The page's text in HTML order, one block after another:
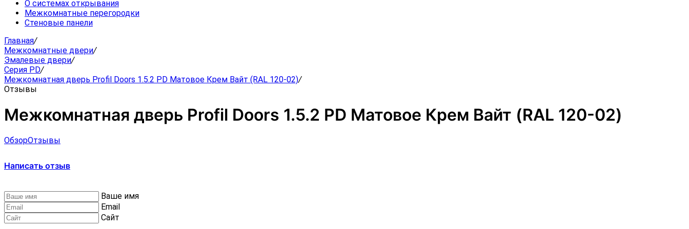
О системах открывания
Межкомнатные перегородки
Стеновые панели
Главная/
Межкомнатные двери/
Эмалевые двери/
Серия PD/
Межкомнатная дверь Profil Doors 1.5.2 PD Матовое Крем Вайт (RAL 120-02)/
Отзывы
Межкомнатная дверь Profil Doors 1.5.2 PD Матовое Крем Вайт (RAL 120-02)
ОбзорОтзывы
Написать отзыв
Ваше имя
Email
Сайт